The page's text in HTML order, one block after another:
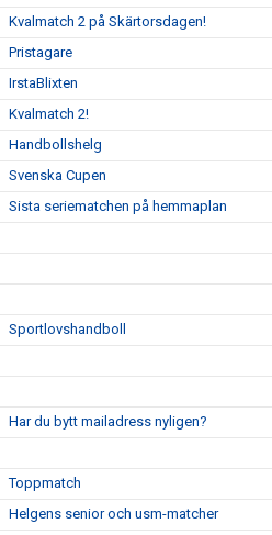
Kvalmatch 2 på Skärtorsdagen!
Pristagare
IrstaBlixten
Kvalmatch 2!
Handbollshelg
Svenska Cupen
Sista seriematchen på hemmaplan
Sportlovshandboll
Har du bytt mailadress nyligen?
Toppmatch
Helgens senior och usm-matcher